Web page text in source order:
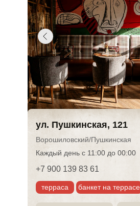
ул. Пушкинская, 121
Ворошиловский/Пушкинская
Каждый день с 11:00 до 00:00
+7 900 139 83 61
терраса банкет на террасе